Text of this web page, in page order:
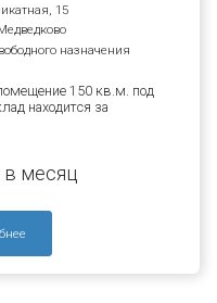
15
назначения
150 кв.м. под
находится за
в месяц